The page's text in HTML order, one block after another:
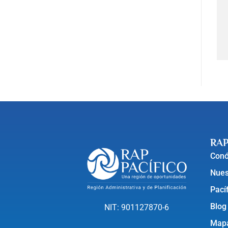
NIT: 901127870-6